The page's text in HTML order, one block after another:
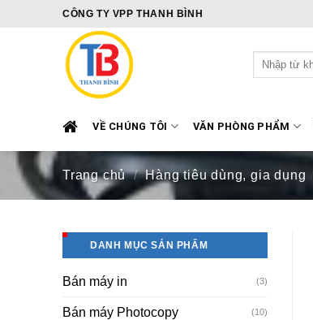
CÔNG TY VPP THANH BÌNH
Tìm
kiếm:
VỀ CHÚNG TÔI VĂN PHÒNG PHẨM
Trang chủ / Hàng tiêu dùng, gia dụng
DANH MỤC SẢN PHẨM
Bán máy in (3)
Bán máy Photocopy (10)